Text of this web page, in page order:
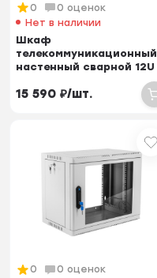
0
0 оценок
Нет в наличии
Шкаф
телекоммуникационный
настенный сварной 12U
стенки, д...
15 590 ₽/шт.
0
0 оценок